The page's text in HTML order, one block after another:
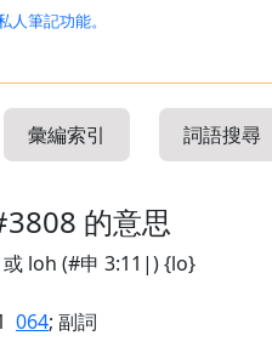
人筆記功能。
彙編索引 詞語搜尋
的意思
loh (#申 3:11|) {lo}
064; 副詞